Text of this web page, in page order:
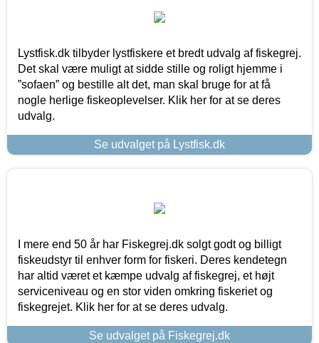
Lystfisk.dk tilbyder lystfiskere et bredt udvalg af fiskegrej.
Det skal være muligt at sidde stille og roligt hjemme i
”sofaen” og bestille alt det, man skal bruge for at få
nogle herlige fiskeoplevelser. Klik her for at se deres
udvalg.
Se udvalget på Lystfisk.dk
I mere end 50 år har Fiskegrej.dk solgt godt og billigt
fiskeudstyr til enhver form for fiskeri. Deres kendetegn
har altid været et kæmpe udvalg af fiskegrej, et højt
serviceniveau og en stor viden omkring fiskeriet og
fiskegrejet. Klik her for at se deres udvalg.
Se udvalget på Fiskegrej.dk